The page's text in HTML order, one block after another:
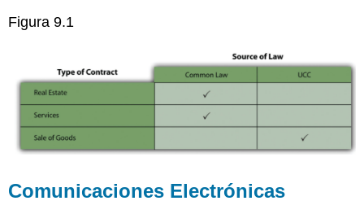
Figura 9.1
Comunicaciones Electrónicas